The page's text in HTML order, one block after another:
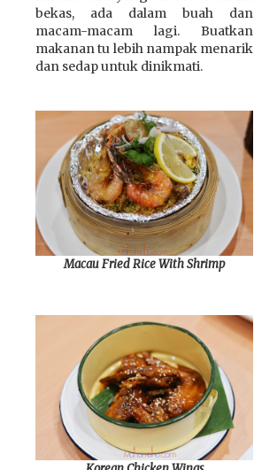
bekas, ada dalam buah dan
macam-macam lagi. Buatkan
makanan tu lebih nampak menarik
dan sedap untuk dinikmati.
Macau Fried Rice With Shrimp